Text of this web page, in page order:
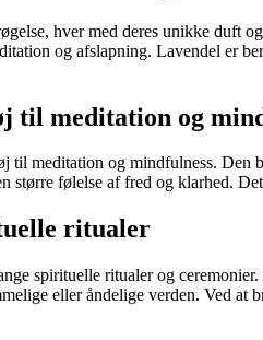
hver med deres unikke duft
og afslapning. Lavendel er
til meditation og
til meditation og mindfulness. Den
større følelse af fred og klarhed.
ritualer
spirituelle ritualer og
eller åndelige verden. Ved